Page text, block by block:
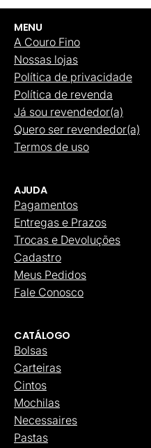
MENU
A Couro Fino
Nossas lojas
Política de privacidade
Política de revenda
Já sou revendedor(a)
Quero ser revendedor(a)
Termos de uso
AJUDA
Pagamentos
Entregas e Prazos
Trocas e Devoluções
Cadastro
Meus Pedidos
Fale Conosco
CATÁLOGO
Bolsas
Carteiras
Cintos
Mochilas
Necessaires
Pastas